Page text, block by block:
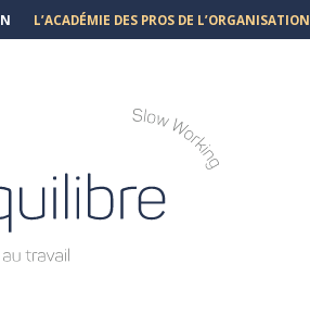
L’ACADÉMIE DES PROS DE L’ORGANISATION